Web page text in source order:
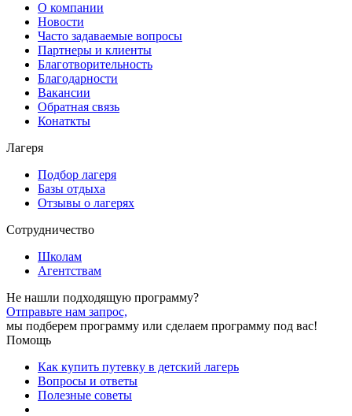
О компании
Новости
Часто задаваемые вопросы
Партнеры и клиенты
Благотворительность
Благодарности
Вакансии
Обратная связь
Конаткты
Лагеря
Подбор лагеря
Базы отдыха
Отзывы о лагерях
Сотрудничество
Школам
Агентствам
Не нашли подходящую программу?
Отправьте нам запрос,
мы подберем программу или сделаем программу под вас!
Помощь
Как купить путевку в детский лагерь
Вопросы и ответы
Полезные советы